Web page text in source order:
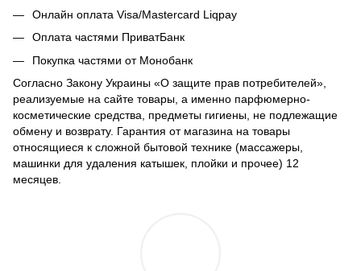
Онлайн оплата Visa/Mastercard Liqpay
Оплата частями ПриватБанк
Покупка частями от Монобанк
Согласно Закону Украины «О защите прав потребителей»,
реализуемые на сайте товары, а именно парфюмерно-
косметические средства, предметы гигиены, не подлежащие
обмену и возврату. Гарантия от магазина на товары
относящиеся к сложной бытовой технике (массажеры,
машинки для удаления катышек, плойки и прочее) 12
месяцев.